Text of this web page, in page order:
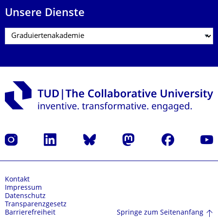
Unsere Dienste
Instagram LinkedIn Bluesky Mastodon Facebook
Kontakt
Impressum
Datenschutz
Transparenzgesetz
Barrierefreiheit
Springe zum Seitenanfang